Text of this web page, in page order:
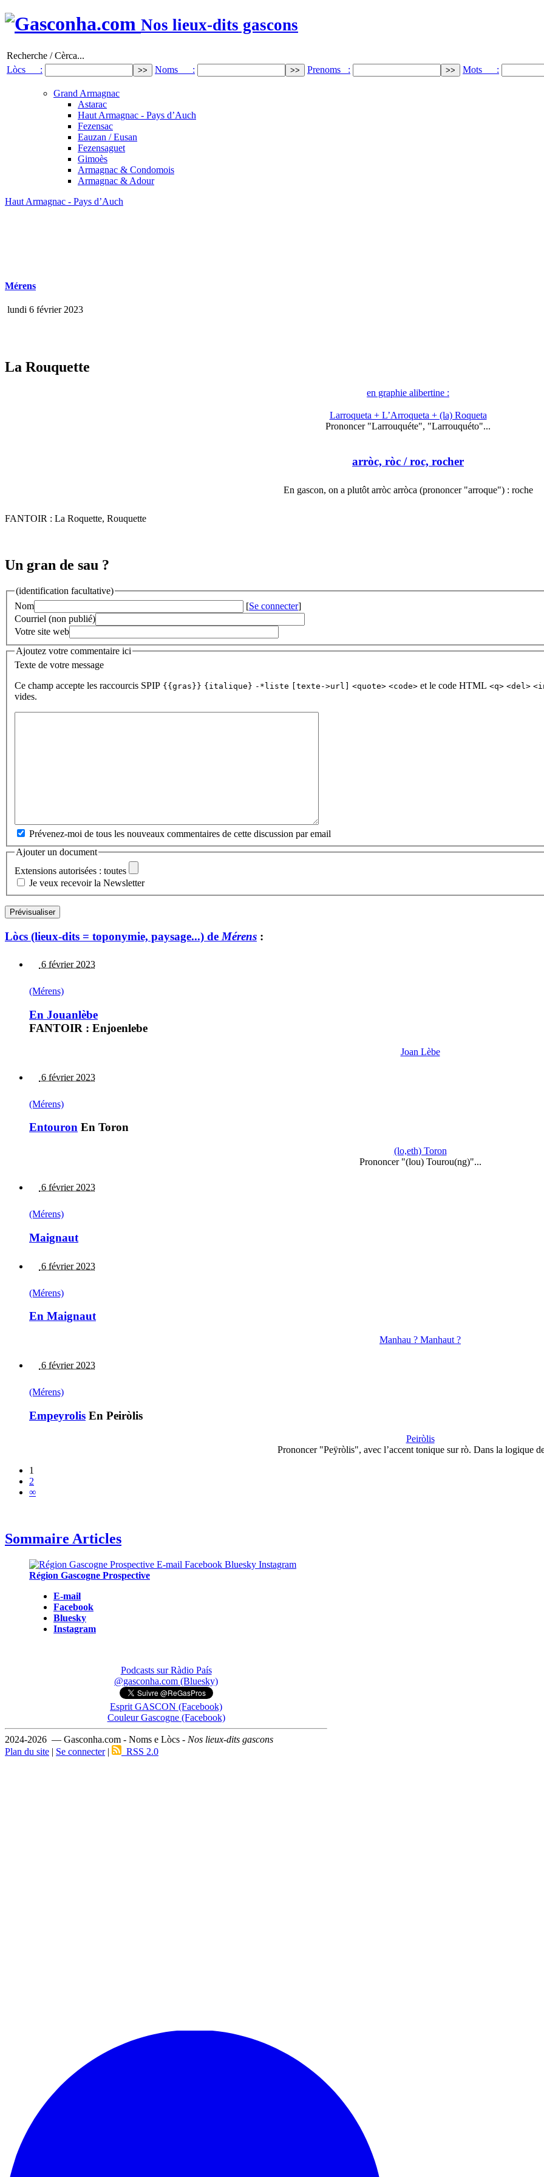
Nos lieux-dits gascons
Recherche / Cèrca...
Lòcs :
Noms : Prenoms : Mots :
Grand Armagnac
Astarac
Haut Armagnac - Pays d’Auch
Fezensac
Eauzan / Eusan
Fezensaguet
Gimoès
Armagnac & Condomois
Armagnac & Adour
Haut Armagnac - Pays d’Auch
Mérens
lundi 6 février 2023
La Rouquette
en graphie alibertine :
Larroqueta + L’Arroqueta + (la) Roqueta
Prononcer "Larrouquéte", "Larrouquéto"...
arròc, ròc / roc, rocher
En gascon, on a plutôt arròc arròca (prononcer "arroque") : roche
FANTOIR : La Roquette, Rouquette
Un gran de sau ?
(identification facultative)
Nom
[Se connecter]
Courriel (non publié)
Votre site web
Ajoutez votre commentaire ici
Texte de votre message
Ce champ accepte les raccourcis SPIP {{gras}} {italique} -*liste [texte->url] <quote> <code> et le code HTML <q> <del>
vides.
Prévenez-moi de tous les nouveaux commentaires de cette discussion par email
Ajouter un document
Extensions autorisées : toutes
Je veux recevoir la Newsletter
Lòcs (lieux-dits = toponymie, paysage...) de Mérens :
6 février 2023
(Mérens)
En Jouanlèbe
FANTOIR : Enjoenlebe
Joan Lèbe
6 février 2023
(Mérens)
Entouron En Toron
(lo,eth) Toron
Prononcer "(lou) Tourou(ng)"...
6 février 2023
(Mérens)
Maignaut
6 février 2023
(Mérens)
En Maignaut
Manhau ? Manhaut ?
6 février 2023
(Mérens)
Empeyrolis En Peiròlis
Peiròlis
Prononcer "Peÿròlis", avec l’accent tonique sur rò. Dans la logique
1
2
∞
Sommaire Articles
Région Gascogne Prospective
E-mail
Facebook
Bluesky
Instagram
Podcasts sur Ràdio País
@gasconha.com (Bluesky)
Esprit GASCON (Facebook)
Couleur Gascogne (Facebook)
2024-2026 — Gasconha.com - Noms e Lòcs - Nos lieux-dits gascons
Plan du site | Se connecter| RSS 2.0